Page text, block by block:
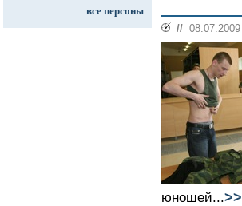
все персоны
// 08.07.2009
юношей...>>